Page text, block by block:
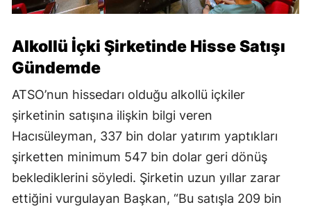
Alkollü İçki Şirketinde Hisse Satışı
Gündemde
ATSO’nun hissedarı olduğu alkollü içkiler
şirketinin satışına ilişkin bilgi veren
Hacısüleyman, 337 bin dolar yatırım yaptıkları
şirketten minimum 547 bin dolar geri dönüş
beklediklerini söyledi. Şirketin uzun yıllar zarar
ettiğini vurgulayan Başkan, “Bu satışla 209 bin